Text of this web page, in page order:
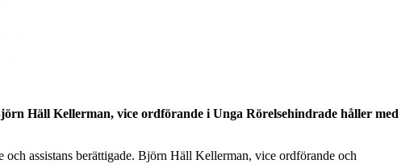
Häll Kellerman, vice ordförande i Unga Rörelsehindrade håller med
assistans berättigade. Björn Häll Kellerman, vice ordförande och